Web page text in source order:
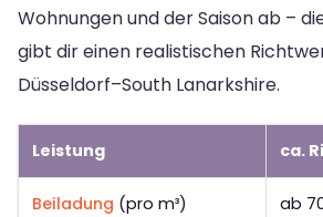
Wohnungen und der Saison ab –
gibt dir einen realistischen
Düsseldorf–South Lanarkshire.
Leistung ca.
Beiladung (pro m³) ab